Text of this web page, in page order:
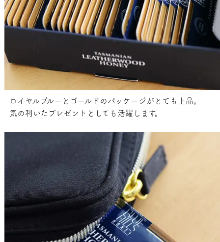
ロイヤルブルーとゴールドのパッケージがとても上品。
気の利いたプレゼントとしても活躍します。